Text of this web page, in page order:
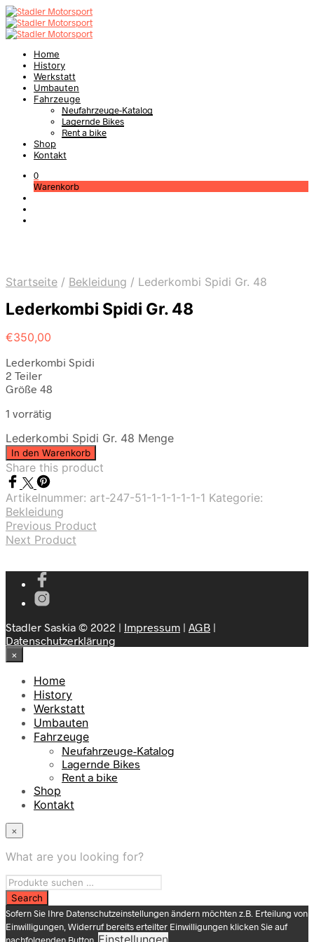
Home
History
Werkstatt
Umbauten
Fahrzeuge
Neufahrzeuge-Katalog
Lagernde Bikes
Rent a bike
Shop
Kontakt
0
Warenkorb
Startseite / Bekleidung / Lederkombi Spidi Gr. 48
Lederkombi Spidi Gr. 48
€350,00
Lederkombi Spidi
2 Teiler
Größe 48
1 vorrätig
Lederkombi Spidi Gr. 48 Menge
In den Warenkorb
Share this product
Artikelnummer: art-247-51-1-1-1-1-1-1 Kategorie:
Bekleidung
Previous Product
Next Product
Stadler Saskia © 2022 | Impressum | AGB |
Datenschutzerklärung
×
Home
History
Werkstatt
Umbauten
Fahrzeuge
Neufahrzeuge-Katalog
Lagernde Bikes
Rent a bike
Shop
Kontakt
×
What are you looking for?
Sofern Sie Ihre Datenschutzeinstellungen ändern möchten z.B. Erteilung von
Einwilligungen, Widerruf bereits erteilter Einwilligungen klicken Sie auf